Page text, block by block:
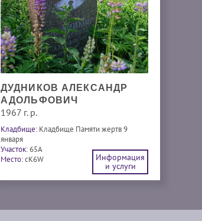
ДУДНИКОВ АЛЕКСАНДР
АДОЛЬФОВИЧ
1967 г. р.
Кладбище: Кладбище Памяти жертв 9
января
Участок:65А
Место:cK6W
Информация
и услуги